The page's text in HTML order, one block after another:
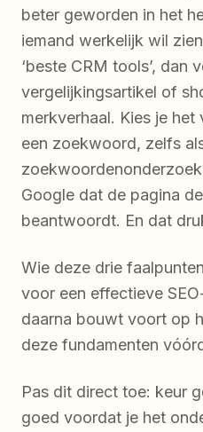
beter geworden in het
iemand werkelijk wil
‘beste CRM tools’, dan
vergelijkingsartikel of
merkverhaal. Kies je
een zoekwoord, zelfs
Google dat de pagina
beantwoordt. En dat
Wie deze drie
voor een effectieve
daarna bouwt voort op
deze fundamenten
Pas dit direct toe: keur
goed voordat je het